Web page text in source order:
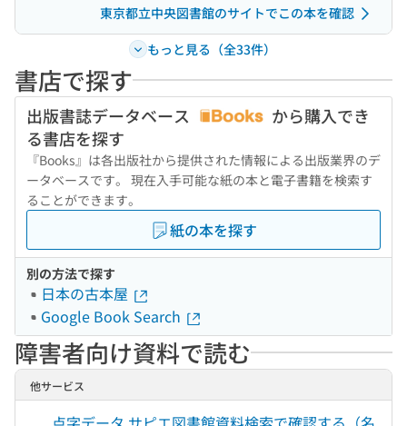
東京都立中央図書館のサイトでこの本を確認
もっと見る（全33件）
書店で探す
出版書誌データベース
から購入でき
る書店を探す
『Books』は各出版社から提供された情報による出版業界のデ
ータベースです。 現在入手可能な紙の本と電子書籍を検索す
ることができます。
紙の本を探す
別の方法で探す
日本の古本屋
Google Book Search
障害者向け資料で読む
他サービス